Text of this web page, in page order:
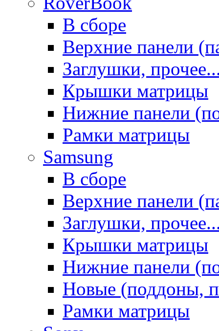
В сборе
Верхние панели
Заглушки,
Крышки матрицы
Нижние панели
Рамки матрицы
Samsung
В сборе
Верхние панели
Заглушки,
Крышки матрицы
Нижние панели
Новые (поддоны,
Рамки матрицы